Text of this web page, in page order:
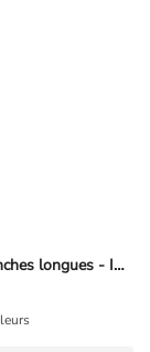
T-shirt à manches longues - Imprimé - rosé tendre